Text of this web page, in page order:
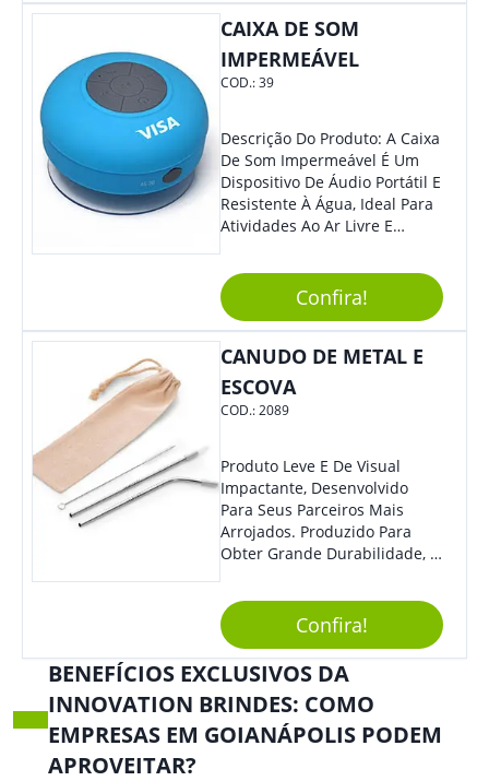
Colaboradores, Sem Dúvidas
Eles Irão Adorar.
CAIXA DE SOM
IMPERMEÁVEL
COD.:39
Descrição Do Produto: A Caixa
De Som Impermeável É Um
Dispositivo De Áudio Portátil E
Resistente À Água, Ideal Para
Atividades Ao Ar Livre E
Design Compacto E Durável,
Essa Caixa De Som Reproduz
Um Som Claro E Potente,
Proporcionando Uma
Experiência Musical De Alta
Qualidade Em Qualquer
Lugar. Benefícios: Além De
Ser Resistente À Água, A Caixa
De Transportar, Possui Bateria
De Longa Duração E Conexão
Bluetooth, Permitindo Que
Você Conecte Seu Dispositivo
De Forma Prática E Sem Fios.
Prejudicada Mesmo Em
Ambientes Molhados,
Garantindo Uma Experiência
Sonora Imersiva Em Todas As
Situações. Usos Sugeridos:
Essa Caixa De Som É Perfeita
Para Ser Utilizada Em
Atividades Ao Ar Livre, Como
Confira!
CANUDO DE METAL E
ESCOVA
COD.:2089
Produto Leve E De Visual
Impactante, Desenvolvido
Para Seus Parceiros Mais
Arrojados. Produzido Para
Obter Grande Durabilidade, É
Sua Marca De Forma Estilosa,
Agregando Valor Para Sua
Empresa Em Eventos.
Confira!
BENEFÍCIOS EXCLUSIVOS DA
INNOVATION BRINDES: COMO
EMPRESAS EM GOIANÁPOLIS PODEM
APROVEITAR?